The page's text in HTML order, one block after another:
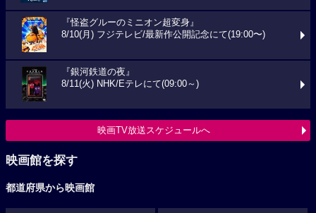
『怪盗グルーのミニオン超変身』
8/10(月) フジテレビ/最新作公開記念にて(19:00〜)
『銀河鉄道の夜』
8/11(火) NHK/Eテレにて(09:00～)
映画TV放送スケジュールへ
映画館を探す
都道府県から映画館